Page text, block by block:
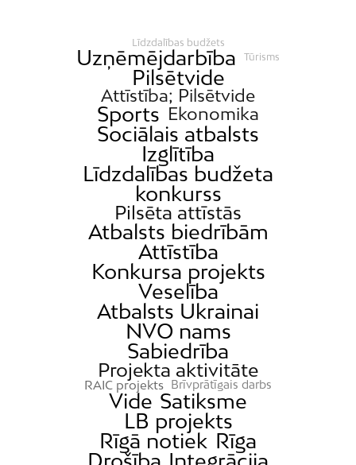
Līdzdalības budžets
Uzņēmējdarbība Tūrisms
Pilsētvide
Attīstība; Pilsētvide
Sports Ekonomika
Sociālais atbalsts
Izglītība
Līdzdalības budžeta
konkurss
Pilsēta attīstās
Atbalsts biedrībām
Attīstība
Konkursa projekts
Veselība
Atbalsts Ukrainai
NVO nams
Sabiedrība
Projekta aktivitāte
RAIC projekts Brīvprātīgais darbs
Vide Satiksme
LB projekts
Rīgā notiek Rīga